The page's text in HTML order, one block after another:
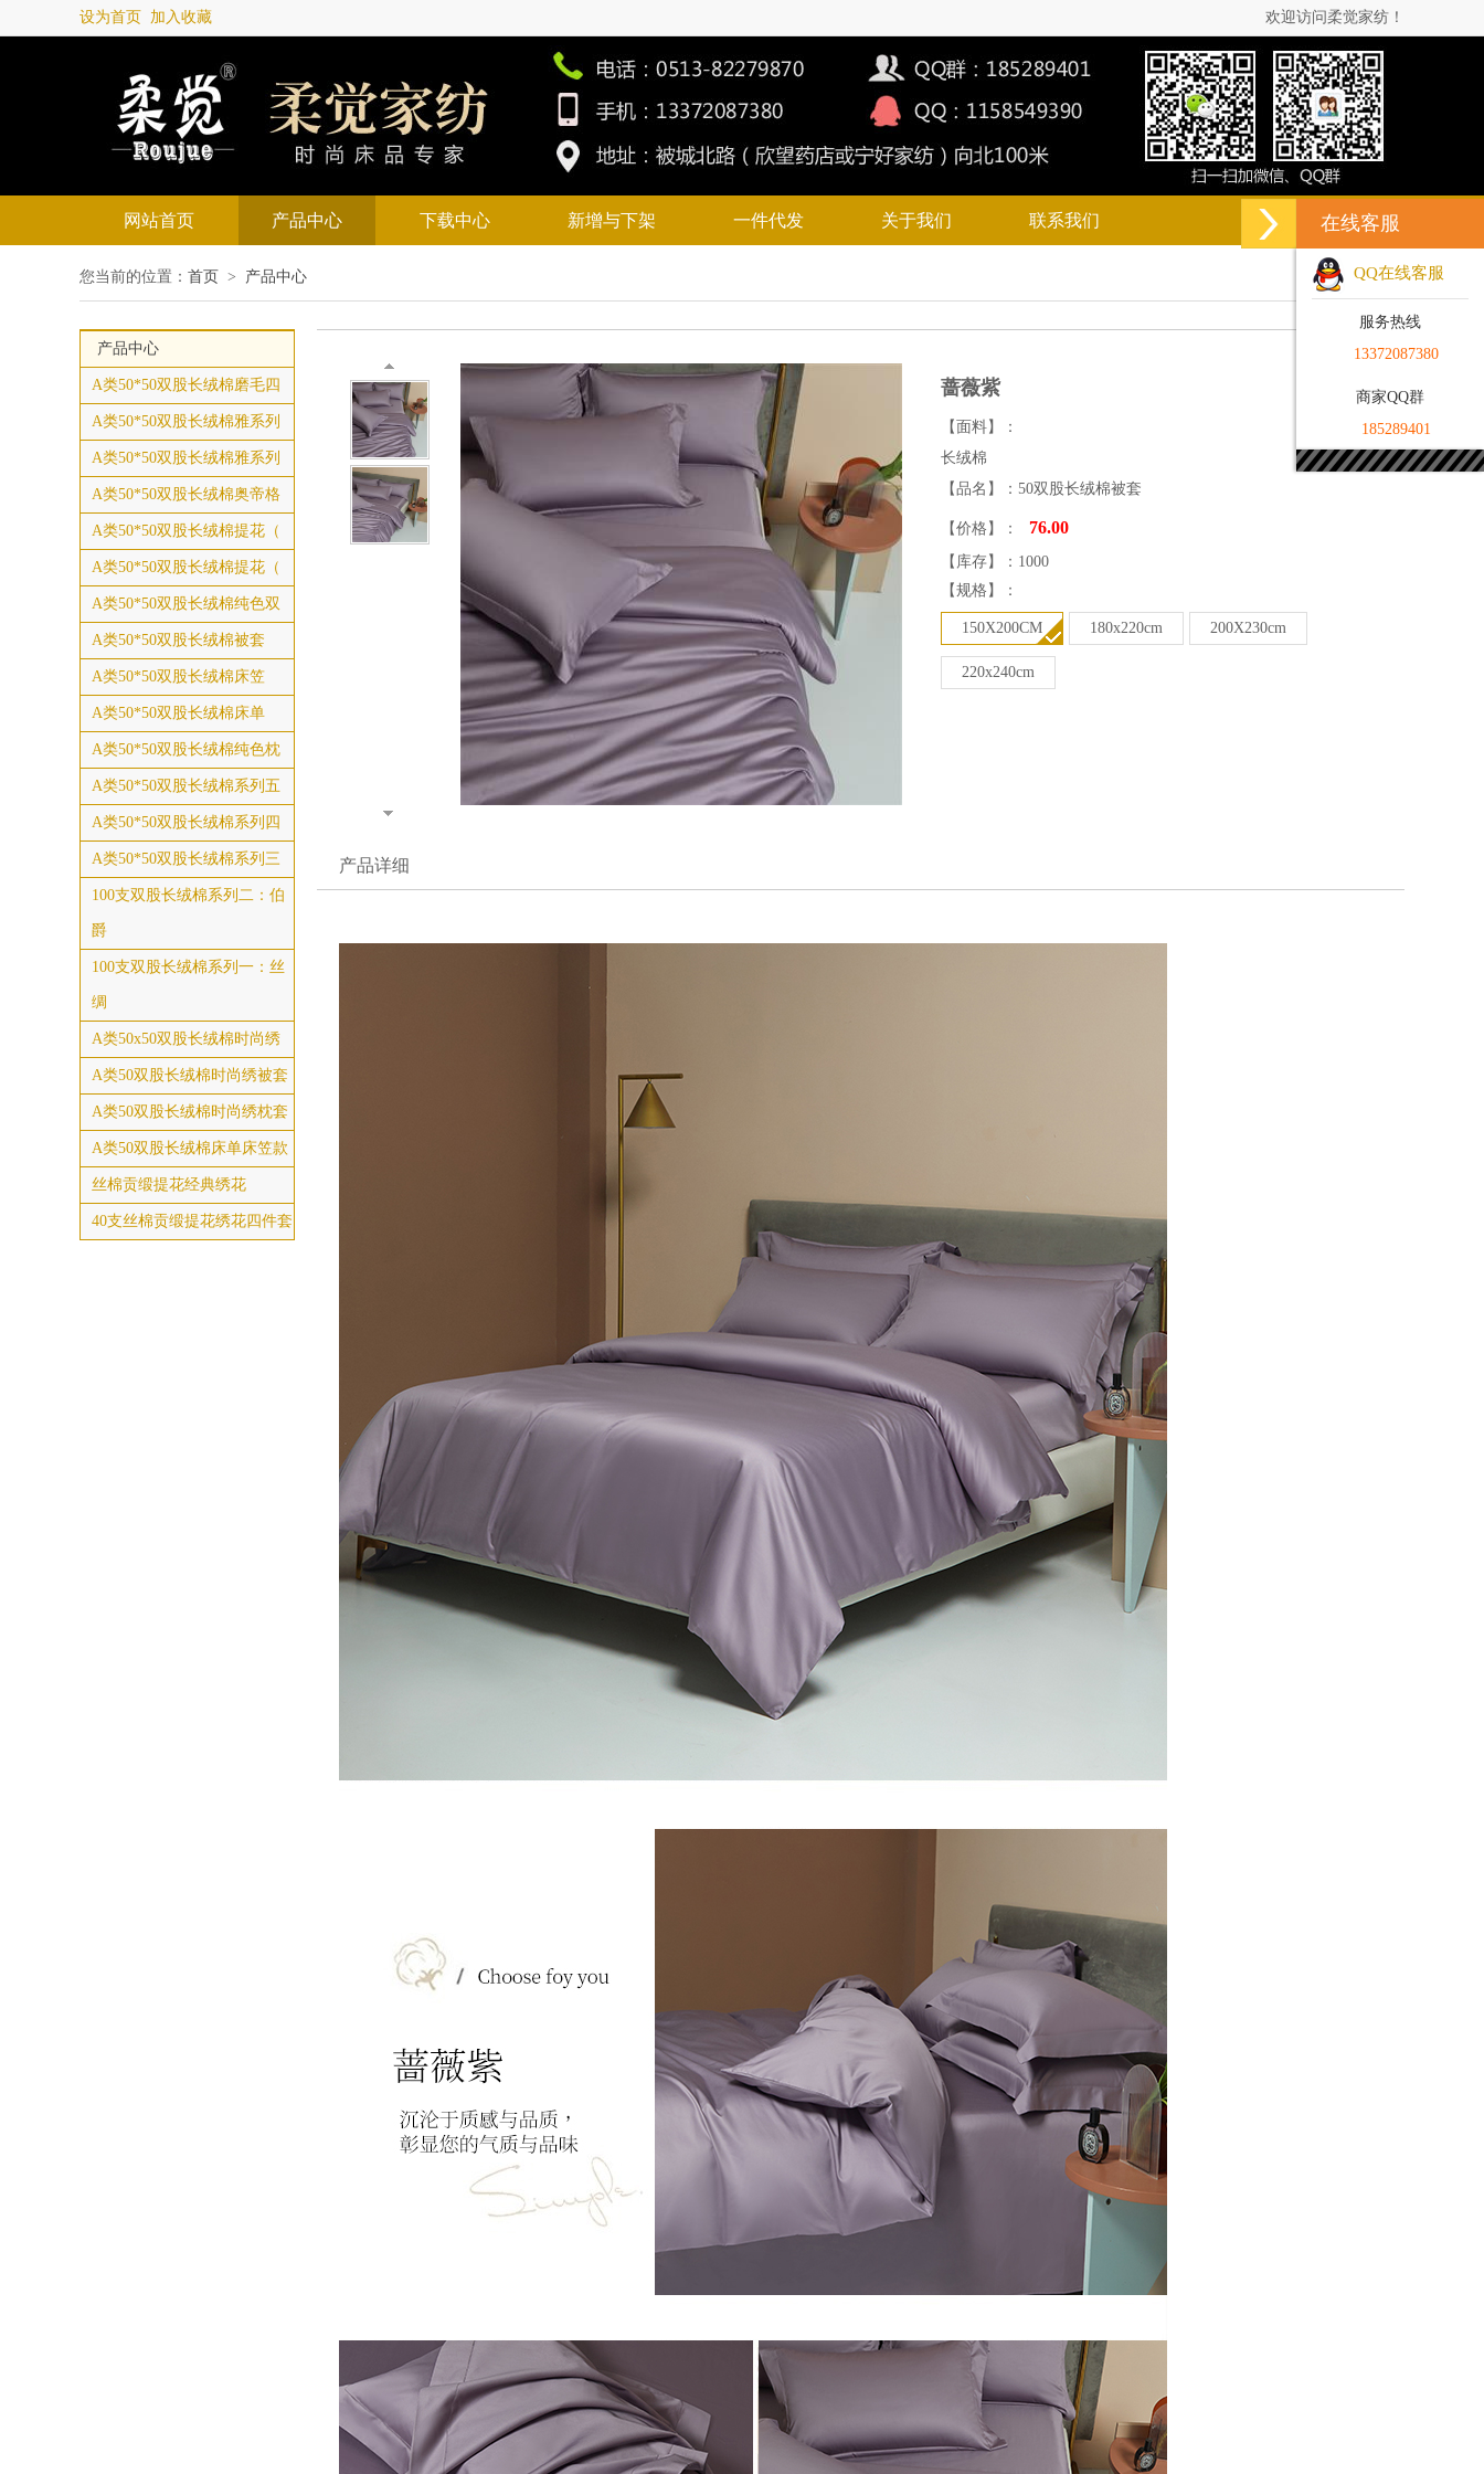
设为首页 加入收藏 欢迎访问柔觉家纺！
网站首页 产品中心 下载中心 新增与下架 一件代发 关于我们 联系我们
您当前的位置： 首页 > 产品中心
产品中心
A类50*50双股长绒棉磨毛四
A类50*50双股长绒棉雅系列
A类50*50双股长绒棉雅系列
A类50*50双股长绒棉奥帝格
A类50*50双股长绒棉提花（
A类50*50双股长绒棉提花（
A类50*50双股长绒棉纯色双
A类50*50双股长绒棉被套
A类50*50双股长绒棉床笠
A类50*50双股长绒棉床单
A类50*50双股长绒棉纯色枕
A类50*50双股长绒棉系列五
A类50*50双股长绒棉系列四
A类50*50双股长绒棉系列三
100支双股长绒棉系列二：伯
爵
100支双股长绒棉系列一：丝
绸
A类50x50双股长绒棉时尚绣
A类50双股长绒棉时尚绣被套
A类50双股长绒棉时尚绣枕套
A类50双股长绒棉床单床笠款
丝棉贡缎提花经典绣花
40支丝棉贡缎提花绣花四件套
蔷薇紫
【面料】：
长绒棉
【品名】：50双股长绒棉被套
【价格】： 76.00
【库存】： 1000
【规格】：
150X200CM 180x220cm 200X230cm
220x240cm
产品详细
在线客服
QQ在线客服
服务热线
13372087380
商家QQ群
185289401